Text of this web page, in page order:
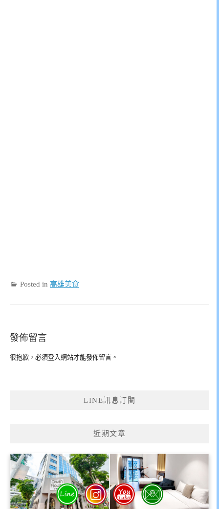
Posted in 高雄美食
發佈留言
很抱歉，必須登入網站才能發佈留言。
LINE訊息訂閱
近期文章